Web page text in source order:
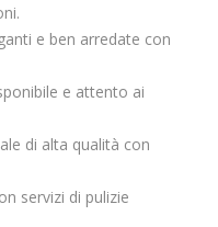
e ben arredate con
e attento ai
di alta qualità con
servizi di pulizie